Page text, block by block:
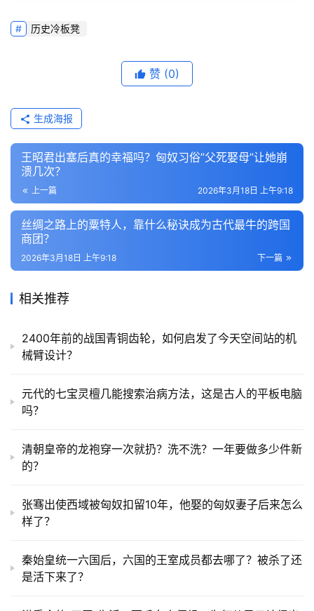
历史冷板凳
赞 (0)
生成海报
王昭君出塞后真的幸福吗？匈奴习俗”父死娶母”让她崩
溃几次？
上一篇 2026年3月18日 上午9:18
丝绸之路上的粟特人，靠什么秘诀成为古代最牛的跨国
商团？
下一篇
2026年3月18日 上午9:18
相关推荐
2400年前的战国青铜齿轮，如何启发了今天空间站的机
械臂设计？
元代的七宝灵檀几能搜索治病方法，这是古人的平板电脑
吗？
清朝皇帝的龙袍穿一次就扔？洗不洗？一年要做多少件新
的？
张骞出使西域被匈奴扣留10年，他娶的匈奴妻子后来怎么
样了？
秦始皇统一六国后，六国的王室成员都去哪了？被杀了还
是活下来了？